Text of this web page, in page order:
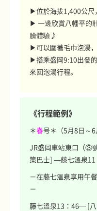
▶位於海拔1,400公尺
▶ 一邊欣賞八幡平的
臉體驗♪
▶可以圍著毛巾泡湯
▶搭乘盛岡9:10出發
來回泡湯行程。
《行程範例》
＊春号＊（5月8日～6
JR盛岡車站東口（③
策巴士] —藤七溫泉11
－在藤七溫泉享用午
－
藤七溫泉13：46— [